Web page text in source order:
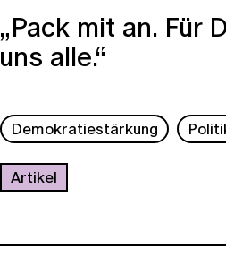
„Pack mit an. Für
uns alle.“
Demokratiestärkung
Artikel